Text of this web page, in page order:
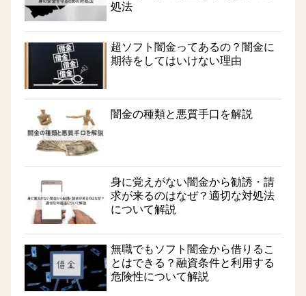
処法
超ソフト闇金ってあるの？闇金に
期待をしてはいけない理由
闇金の種類と悪質手口を解説
身に覚えがない闇金から勧誘・請
求が来るのはなぜ？適切な対処法
について解説
無職でもソフト闇金から借りるこ
とはできる？融資条件と利用する
危険性について解説